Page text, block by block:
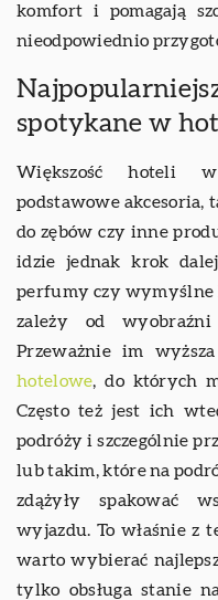
komfort i pomagają
nieodpowiednio
spotykane w
Większość hoteli
podstawowe akcesoria,
do zębów czy inne
idzie jednak krok
perfumy czy wymyślne
zależy od wyobraźni
Przeważnie im
hotelowe, do których
Często też jest ich
podróży i szczególnie
lub takim, które na
zdążyły spakować
wyjazdu. To właśnie z
warto wybierać
tylko obsługa stanie